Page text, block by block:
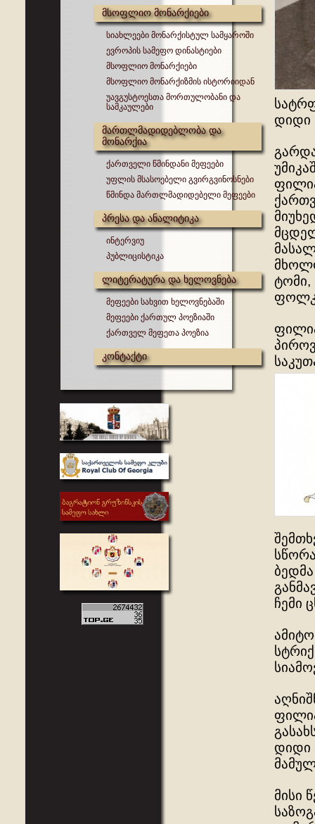
მსოფლიო მონარქიები
სიახლეები მონარქისტულ სამყაროში
ევროპის სამეფო დინასტიები
მსოფლიო მონარქიები
მსოფლიო მონარქიზმის ისტორიიდან
უავგუსტოესთა მორთულობანი და
სამკაულები
მართლმადიდებლობა და
მონარქია
ქართველი წმინდანი მეფეები
უფლის მსასოებელი გვირგვინოსნები
წმინდა მართლმადიდებელი მეფეები
პრესა და ანალიტიკა
ინტერვიუ
პუბლიცისტიკა
ლიტერატურა და ხელოვნება
მეფეები სახვით ხელოვნებაში
მეფეები ქართულ პოეზიაში
ქართველ მეფეთა პოეზია
კონტაქტი
დიდი
ტომი,
ჩემი
დიდი
მისი